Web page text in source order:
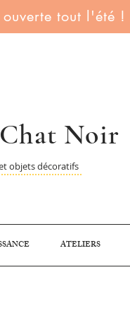
tout l'été !
Noir
objets décoratifs
ATELIERS